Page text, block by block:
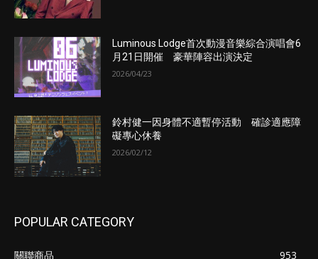
Luminous Lodge首次動漫音樂綜合演唱會6
月21日開催 豪華陣容出演決定
2026/04/23
鈴村健一因身體不適暫停活動 確診適應障
礙專心休養
2026/02/12
POPULAR CATEGORY
關聯商品
953